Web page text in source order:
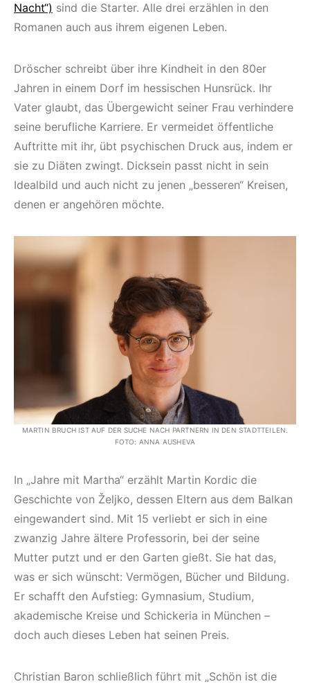
Nacht“) sind die Starter. Alle drei erzählen in den
Romanen auch aus ihrem eigenen Leben.
Dröscher schreibt über ihre Kindheit in den 80er
Jahren in einem Dorf im hessischen Hunsrück. Ihr
Vater glaubt, das Übergewicht seiner Frau verhindere
seine berufliche Karriere. Er vermeidet öffentliche
Auftritte mit ihr, übt psychischen Druck aus, indem er
sie zu Diäten zwingt. Dicksein passt nicht in sein
Idealbild und auch nicht zu jenen „besseren“ Kreisen,
denen er angehören möchte.
MARTIN BRUCH IST AUF DER SUCHE NACH PARTNERN IN DEN STADTTEILEN.
FOTO: ANNA AUSHEVA
In „Jahre mit Martha“ erzählt Martin Kordic die
Geschichte von Željko, dessen Eltern aus dem Balkan
eingewandert sind. Mit 15 verliebt er sich in eine
zwanzig Jahre ältere Professorin, bei der seine
Mutter putzt und er den Garten gießt. Sie hat das,
was er sich wünscht: Vermögen, Bücher und Bildung.
Er schafft den Aufstieg: Gymnasium, Studium,
akademische Kreise und Schickeria in München –
doch auch dieses Leben hat seinen Preis.
Christian Baron schließlich führt mit „Schön ist die